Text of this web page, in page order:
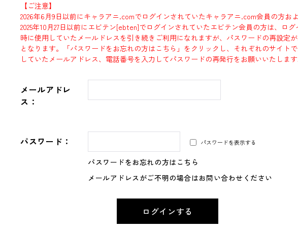
【ご注意】
2026年6月9日以前にキャラアニ.comでログインされていたキャラアニ.com会員の方およ
2025年10月27日以前にエビテン[ebten]でログインされていたエビテン会員の方は、ログ
時に使用していたメールドレスを引き続きご利用になれますが、パスワードの再設定
となります。「パスワードをお忘れの方はこちら」をクリックし、それぞれのサイト
していたメールアドレス、電話番号を入力してパスワードの再発行をお願いいたします
メールアドレ
ス：
パスワード： パスワードを表示する
パスワードをお忘れの方はこちら
メールアドレスがご不明の場合はお問い合わせください